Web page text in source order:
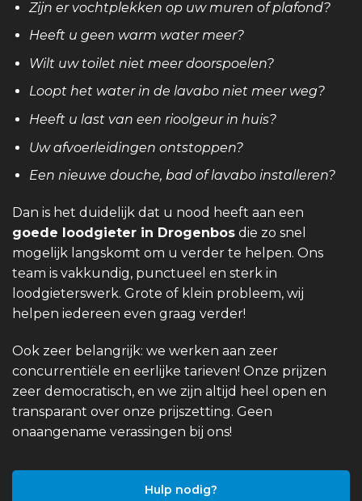
Zijn er vochtplekken op uw muren of plafond?
Heeft u geen warm water meer?
Wilt uw toilet niet meer doorspoelen?
Loopt het water in de lavabo niet meer weg?
Heeft u last van een rioolgeur in huis?
Uw afvoerleidingen ontstoppen?
Een nieuwe douche, bad of lavabo installeren?
Dan is het duidelijk dat u nood heeft aan een
goede loodgieter in Drogenbos die zo snel
mogelijk langskomt om u verder te helpen. Ons
team is vakkundig, punctueel en sterk in
loodgieterswerk. Grote of klein probleem, wij
helpen iedereen even graag verder!
Ook zeer belangrijk: we werken aan zeer
concurrentiële en eerlijke tarieven! Onze prijzen
zeer democratisch, en we zijn altijd heel open en
transparant over onze prijszetting. Geen
onaangename verassingen bij ons!
Hulp nodig?